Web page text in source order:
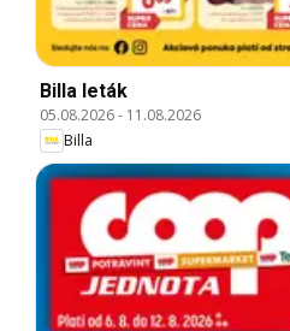
Billa leták
05.08.2026- 11.08.2026
Billa